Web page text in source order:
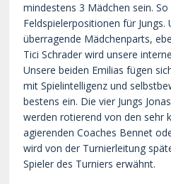
mindestens 3 Mädchen sein. So
Feldspielerpositionen für Jungs.
überragende Mädchenparts,
Tici Schrader wird unsere
Unsere beiden Emilias fügen
mit Spielintelligenz und
bestens ein. Die vier Jungs
werden rotierend von den sehr
agierenden Coaches Bennet
wird von der Turnierleitung
Spieler des Turniers erwähnt.